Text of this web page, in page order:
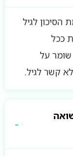
לגיל
ככל
על
קשר לגיל.